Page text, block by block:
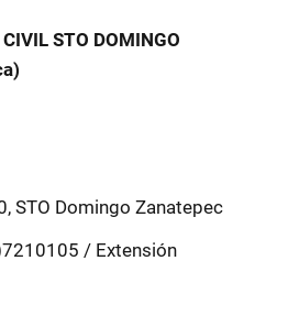
STO DOMINGO
STO Domingo Zanatepec
/ Extensión